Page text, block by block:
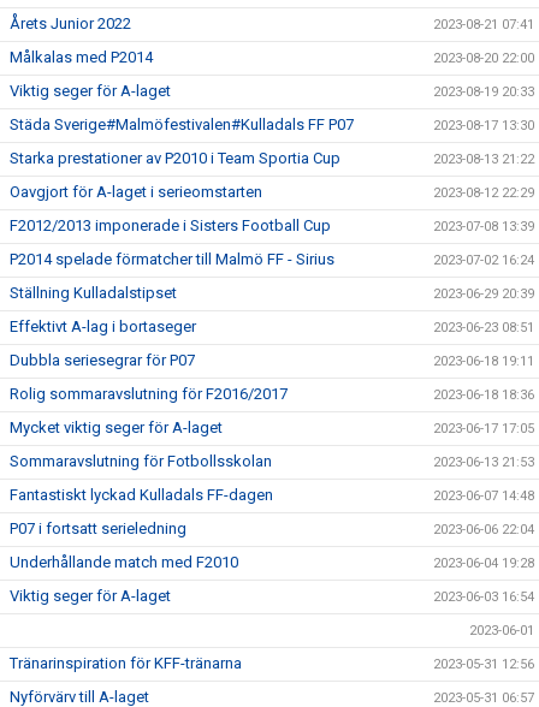
Årets Junior 2022 2023-08-21 07:41
Målkalas med P2014 2023-08-20 22:00
Viktig seger för A-laget 2023-08-19 20:33
Städa Sverige#Malmöfestivalen#Kulladals FF P07 2023-08-17 13:30
Starka prestationer av P2010 i Team Sportia Cup 2023-08-13 21:22
Oavgjort för A-laget i serieomstarten 2023-08-12 22:29
F2012/2013 imponerade i Sisters Football Cup 2023-07-08 13:39
P2014 spelade förmatcher till Malmö FF - Sirius 2023-07-02 16:24
Ställning Kulladalstipset 2023-06-29 20:39
Effektivt A-lag i bortaseger 2023-06-23 08:51
Dubbla seriesegrar för P07 2023-06-18 19:11
Rolig sommaravslutning för F2016/2017 2023-06-18 18:36
Mycket viktig seger för A-laget 2023-06-17 17:05
Sommaravslutning för Fotbollsskolan 2023-06-13 21:53
Fantastiskt lyckad Kulladals FF-dagen 2023-06-07 14:48
P07 i fortsatt serieledning 2023-06-06 22:04
Underhållande match med F2010 2023-06-04 19:28
Viktig seger för A-laget 2023-06-03 16:54
2023-06-01
Tränarinspiration för KFF-tränarna 2023-05-31 12:56
Nyförvärv till A-laget 2023-05-31 06:57